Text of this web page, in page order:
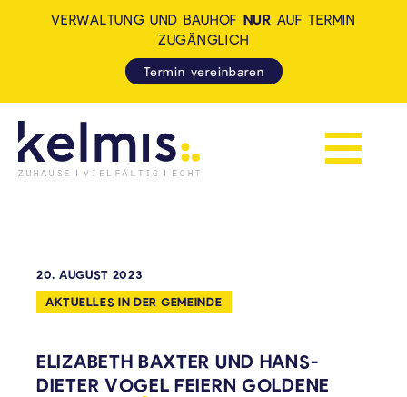
Navigation
VERWALTUNG UND BAUHOF NUR AUF TERMIN
ZUGÄNGLICH
Termin vereinbaren
20. AUGUST 2023
AKTUELLES IN DER GEMEINDE
ELIZABETH BAXTER UND HANS-
DIETER VOGEL FEIERN GOLDENE